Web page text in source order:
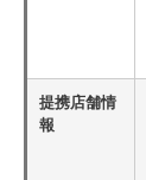
提携店舗情
報